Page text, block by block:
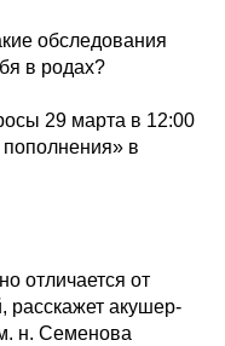
обследования
в родах?
29 марта в 12:00
в
отличается от
расскажет акушер-
н. Семенова